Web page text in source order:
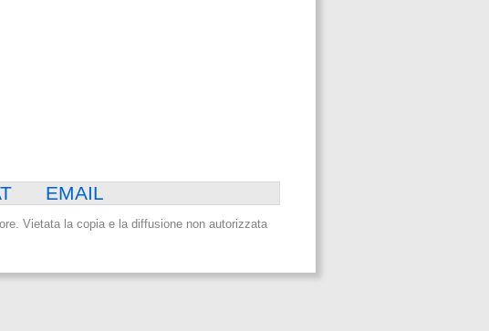
EMAIL
Vietata la copia e la diffusione non autorizzata